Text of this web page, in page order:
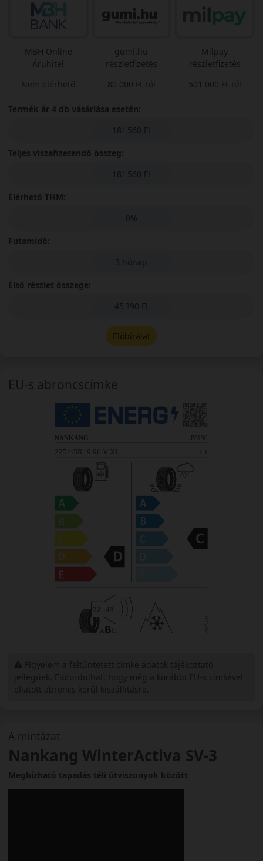
A mintázat
Nankang WinterActiva SV-3
Megbízható tapadás téli útviszonyok között
MBH Online
Áruhitel
Nem elérhető
gumi.hu
részletfizetés
80 000 Ft-tól
Milpay
részletfizetés
501 000 Ft-tól
Termék ár 4 db vásárlása esetén:
181 560 Ft
Teljes viszafizetendő összeg:
181 560 Ft
Elérhető THM:
0%
Futamidő:
3 hónap
Első részlet összege:
45 390 Ft
Előbírálat
EU-s abroncscímke